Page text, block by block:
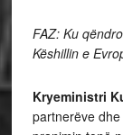
FAZ: Ku
Këshillin e
Kryeministri
partnerëve